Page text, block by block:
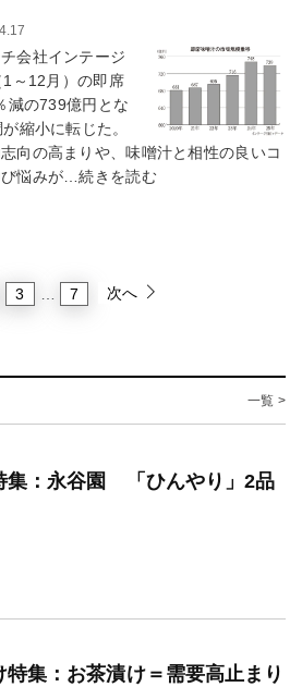
会社インテージ
～12月）の即席
減の739億円とな
縮小に転じた。
向の高まりや、味噌汁と相性の良いコ
び悩みが…続きを読む
3 7 次へ
一覧 >
集：永谷園 「ひんやり」2品
集：お茶漬け＝需要高止まり